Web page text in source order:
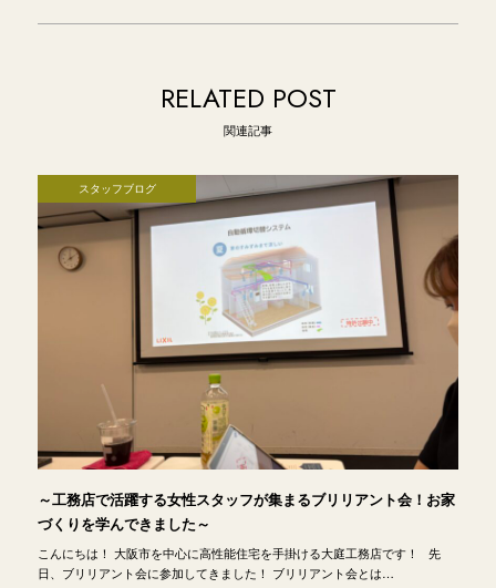
RELATED POST
関連記事
スタッフブログ
～工務店で活躍する女性スタッフが集まるブリリアント会！お家
づくりを学んできました～
こんにちは！ 大阪市を中心に高性能住宅を手掛ける大庭工務店です！ 先
日、ブリリアント会に参加してきました！ ブリリアント会とは…